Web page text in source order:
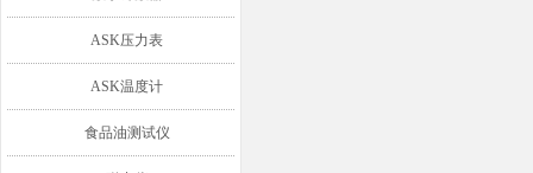
ASK压力表
ASK温度计
食品油测试仪